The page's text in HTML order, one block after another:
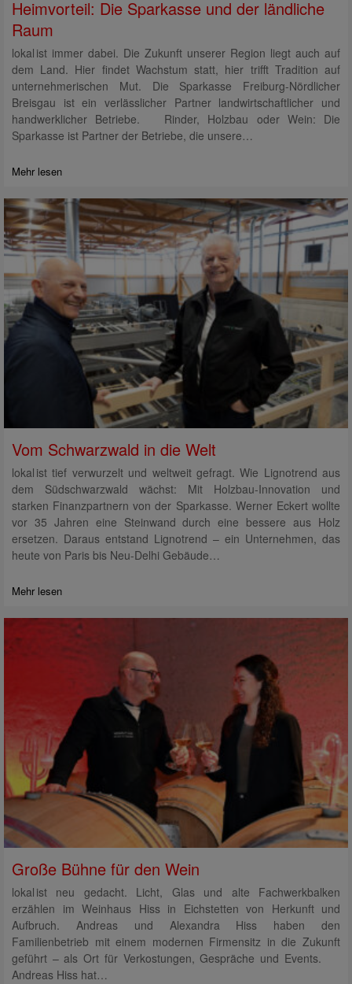
Heimvorteil: Die Sparkasse und der ländliche
Raum
lokal ist immer dabei. Die Zukunft unserer Region liegt auch auf
dem Land. Hier findet Wachstum statt, hier trifft Tradition auf
unternehmerischen Mut. Die Sparkasse Freiburg-Nördlicher
Breisgau ist ein verlässlicher Partner landwirtschaftlicher und
handwerklicher Betriebe. Rinder, Holzbau oder Wein: Die
Sparkasse ist Partner der Betriebe, die unsere…
Mehr lesen
Vom Schwarzwald in die Welt
lokal ist tief verwurzelt und weltweit gefragt. Wie Lignotrend aus
dem Südschwarzwald wächst: Mit Holzbau-Innovation und
starken Finanzpartnern von der Sparkasse. Werner Eckert wollte
vor 35 Jahren eine Steinwand durch eine bessere aus Holz
ersetzen. Daraus entstand Lignotrend – ein Unternehmen, das
heute von Paris bis Neu-Delhi Gebäude…
Mehr lesen
Große Bühne für den Wein
lokal ist neu gedacht. Licht, Glas und alte Fachwerkbalken
erzählen im Weinhaus Hiss in Eichstetten von Herkunft und
Aufbruch. Andreas und Alexandra Hiss haben den
Familienbetrieb mit einem modernen Firmensitz in die Zukunft
geführt – als Ort für Verkostungen, Gespräche und Events.
Andreas Hiss hat…